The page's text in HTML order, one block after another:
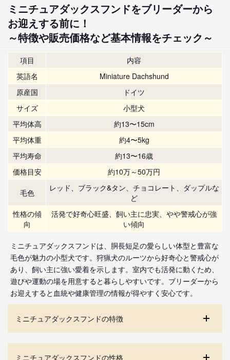
ミニチュアダックスフンドをブリーダーから
お迎えする前に！
～特徴や販売価格など基本情報をチェック～
項目
内容
英語名
Miniature Dachshund
原産国
ドイツ
サイズ
小型犬
平均体高
約13〜15cm
平均体重
約4〜5kg
平均寿命
約13〜16歳
価格目安
約10万～50万円
毛色
レッド、ブラック&タン、チョコレート、ダップルな
ど
性格の傾
向
活発で好奇心旺盛、飼い主に忠実、やや警戒心が強
い傾向
ミニチュアダックスフンドは、胴長短足の愛らしい体型と豊富な
毛色が魅力の小型犬です。狩猟犬のルーツから好奇心と警戒心が
あり、飼い主に強い愛着を示します。室内でも活発に動くため、
遊びや運動の場を用意すると暮らしやすいです。ブリーダーから
お迎えすると血統や健康管理の情報が得やすく安心です。
ミニチュアダックスフンドの特徴
ミニチュアダックスフンドの性格